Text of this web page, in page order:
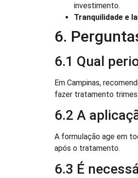
investimento.
Tranquilidade e
6.
6.1 Qual
Em Campinas,
fazer tratamento
6.2 A
A formulação age em
após o tratamento.
6.3 É